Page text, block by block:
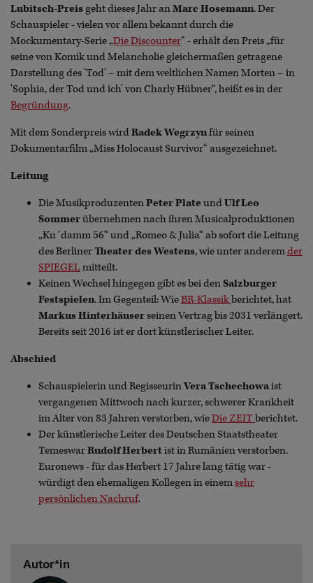
Lubitsch-Preisgeht dieses Jahr anMarc Hosemann. Der
Schauspieler - vielen vor allem bekannt durch die
Mockumentary-Serie „Die Discounter“ - erhält den Preis „für
seine von Komik und Melancholie gleichermaßen getragene
Darstellung des 'Tod' – mit dem weltlichen Namen Morten – in
'Sophia, der Tod und ich' von Charly Hübner“, heißt es in der
Begründung.
Mit dem Sonderpreis wirdRadek Wegrzynfür seinen
Dokumentarfilm „Miss Holocaust Survivor“ ausgezeichnet.
Leitung
Die MusikproduzentenPeter PlateundUlf Leo
Sommerübernehmen nach ihren Musicalproduktionen
„Ku´damm 56“ und „Romeo & Julia“ ab sofort die Leitung
des BerlinerTheater des Westens, wie unter anderemder
SPIEGEL mitteilt.
Keinen Wechsel hingegen gibt es bei denSalzburger
Festspielen. Im Gegenteil: WieBR-Klassikberichtet, hat
Markus Hinterhäuserseinen Vertrag bis 2031 verlängert.
Bereits seit 2016 ist er dort künstlerischer Leiter.
Abschied
Schauspielerin und RegisseurinVera Tschechowaist
vergangenen Mittwoch nach kurzer, schwerer Krankheit
im Alter von 83 Jahren verstorben, wieDie ZEIT berichtet.
Der künstlerische Leiter des Deutschen Staatstheater
TemeswarRudolf Herbertist in Rumänien verstorben.
Euronews - für das Herbert 17 Jahre lang tätig war -
würdigt den ehemaligen Kollegen in einemsehr
persönlichen Nachruf.
Autor*in